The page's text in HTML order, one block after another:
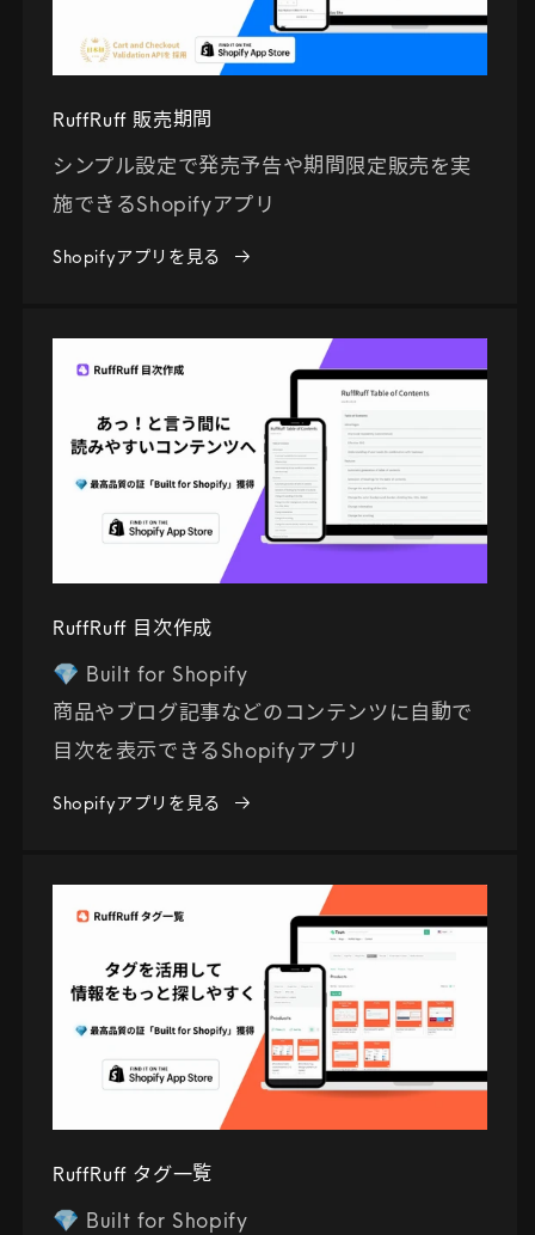
RuffRuff 販売期間
シンプル設定で発売予告や期間限定販売を実
施できるShopifyアプリ
Shopifyアプリを見る
RuffRuff 目次作成
💎 Built for Shopify
商品やブログ記事などのコンテンツに自動で
目次を表示できるShopifyアプリ
Shopifyアプリを見る
RuffRuff タグ一覧
💎 Built for Shopify